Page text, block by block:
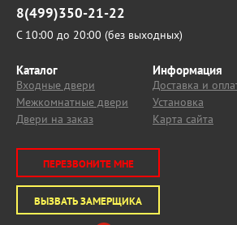
8(499)350-21-22
С 10:00 до 20:00 (без выходных)
Каталог
Входные двери
Межкомнатные двери
Двери на заказ
Информация
Доставка и
Установка
Карта сайта
ПЕРЕЗВОНИТЕ МНЕ
ВЫЗВАТЬ ЗАМЕРЩИКА